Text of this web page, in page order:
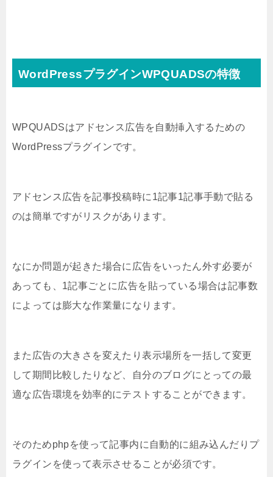
WordPressプラグインWPQUADSの特徴
WPQUADSはアドセンス広告を自動挿入するための
WordPressプラグインです。
アドセンス広告を記事投稿時に1記事1記事手動で貼る
のは簡単ですがリスクがあります。
なにか問題が起きた場合に広告をいったん外す必要が
あっても、1記事ごとに広告を貼っている場合は記事数
によっては膨大な作業量になります。
また広告の大きさを変えたり表示場所を一括して変更
して期間比較したりなど、自分のブログにとっての最
適な広告環境を効率的にテストすることができます。
そのためphpを使って記事内に自動的に組み込んだりプ
ラグインを使って表示させることが必須です。